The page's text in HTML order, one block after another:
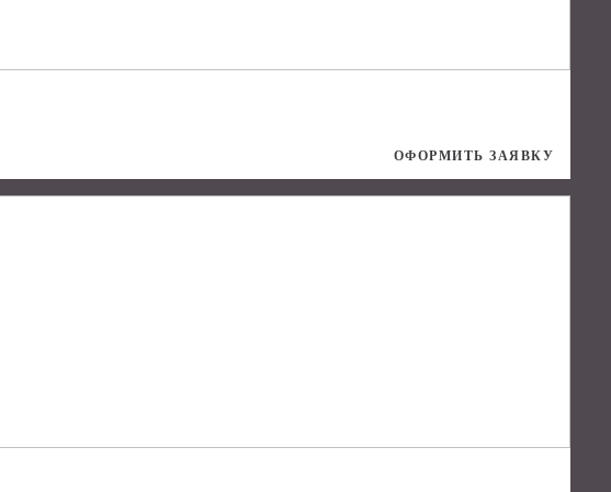
ОФОРМИТЬ ЗАЯВКУ